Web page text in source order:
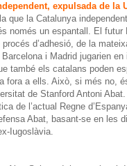
expulsada de la
que la Catalunya
només un espantall. El
d’adhesió, de la
Barcelona i Madrid jugarien
també els catalans poden
fora a ells. Això, si més no,
de Stanford Antoni
de l’actual Regne
Abat, basant-se en les
Iugoslàvia.